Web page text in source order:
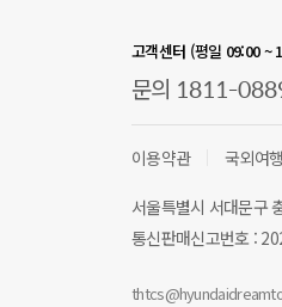
고객센터 (평일 09:00 ~
문의 1811-
이용약관 국외여
서울특별시 서대문구
통신판매신고번호 :